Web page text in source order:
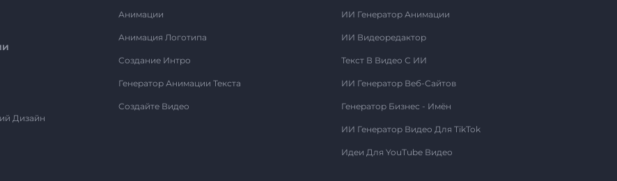
Дизайн
Анимации
Анимация Логотипа
Создание Интро
Генератор Анимации Текста
Создайте Видео
ИИ Генератор Анимации
ИИ Видеоредактор
Текст В Видео С ИИ
ИИ Генератор Веб-Сайтов
Генератор Бизнес - Имён
ИИ Генератор Видео Для TikTok
Идеи Для YouTube Видео